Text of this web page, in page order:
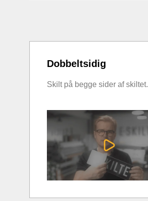
Dobbeltsidig
Skilt på begge sider af skiltet.